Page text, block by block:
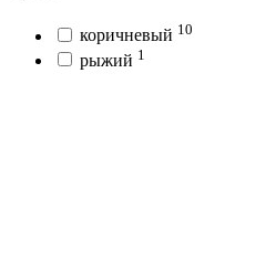
коричневый 10
рыжий 1